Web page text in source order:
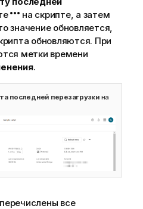
на скрипте, а затем
значение обновляется,
обновляются. При
метки времени
.
последней перезагрузкина
все